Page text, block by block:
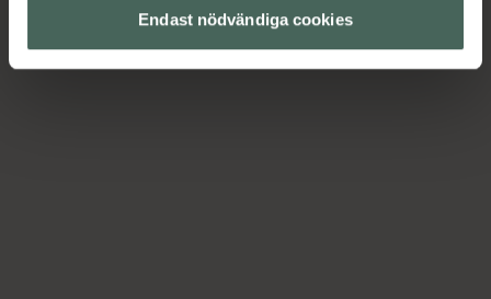
Endast nödvändiga cookies